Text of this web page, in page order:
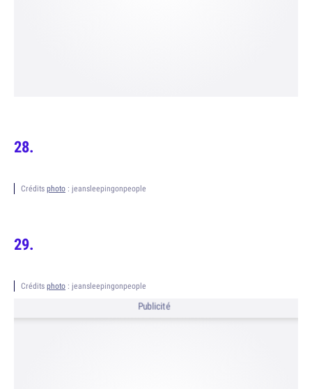
Crédits photo : jeansleepingonpeople
Crédits photo : jeansleepingonpeople
Publicité